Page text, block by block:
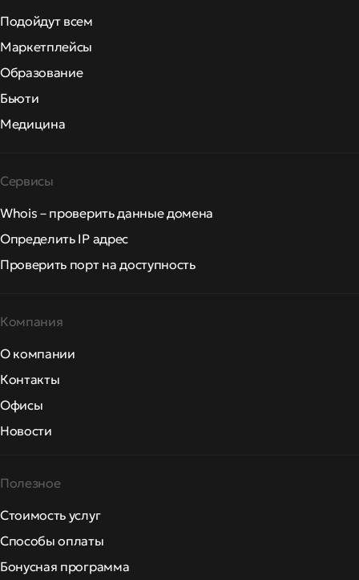
Подойдут всем
Маркетплейсы
Образование
Бьюти
Медицина
Сервисы
Whois – проверить данные домена
Определить IP адрес
Проверить порт на доступность
Компания
О компании
Контакты
Офисы
Новости
Полезное
Стоимость услуг
Способы оплаты
Бонусная программа